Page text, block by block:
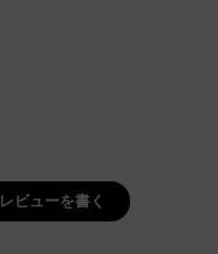
レビューを書く